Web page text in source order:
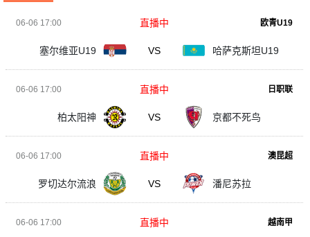
06-06 17:00 欧青U19
塞尔维亚U19 VS 哈萨克斯坦U19
直播中
06-06 17:00 日职联
柏太阳神 VS 京都不死鸟
直播中
06-06 17:00 澳昆超
罗切达尔流浪 VS 潘尼苏拉
直播中
06-06 17:00 越南甲
直播中